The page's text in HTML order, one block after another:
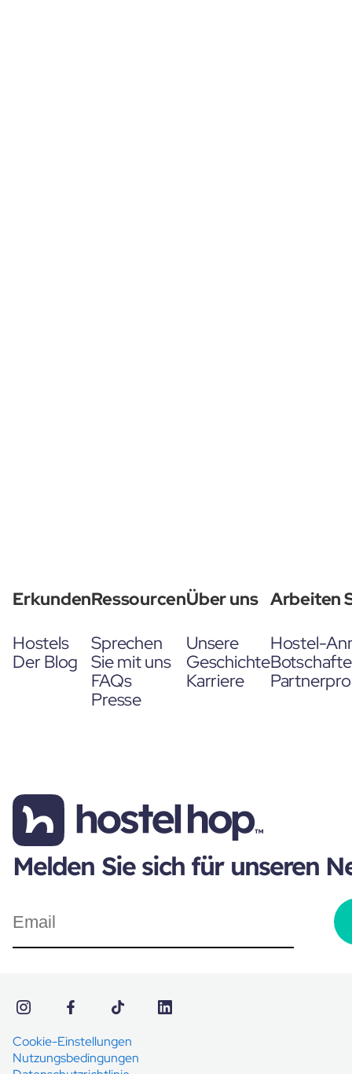
Erkunden
Hostels
Der Blog
Ressourcen
Sprechen
Sie mit uns
FAQs
Presse
Über uns
Unsere
Geschichte
Karriere
Arbeiten
Hostel-
Melden Sie sich für unseren
Cookie-Einstellungen
Nutzungsbedingungen